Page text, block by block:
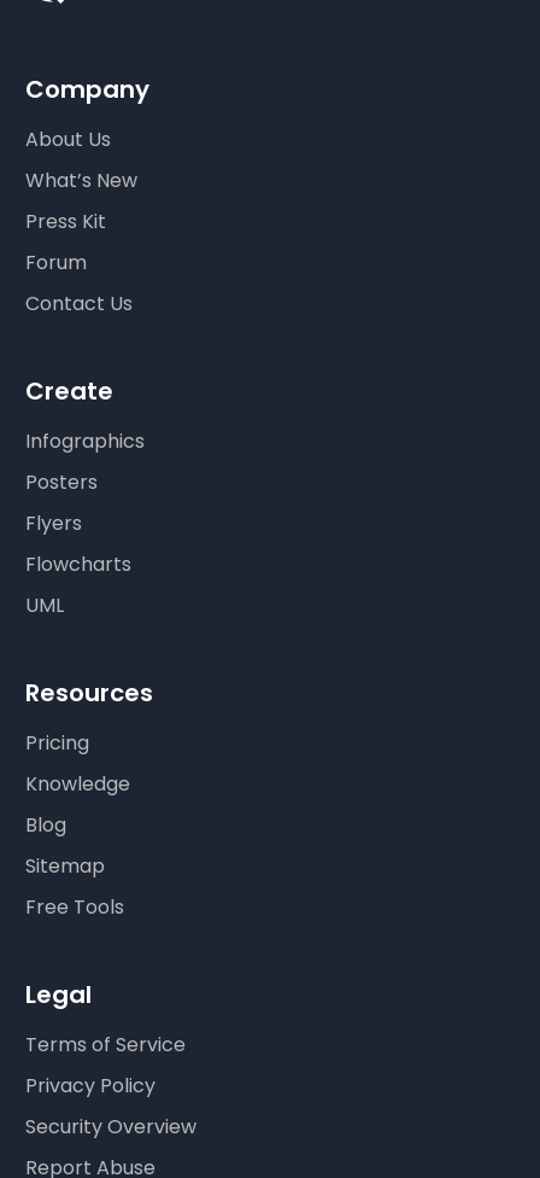
Company
About Us
What’s New
Press Kit
Forum
Contact Us
Create
Infographics
Posters
Flyers
Flowcharts
UML
Resources
Pricing
Knowledge
Blog
Sitemap
Free Tools
Legal
Terms of Service
Privacy Policy
Security Overview
Report Abuse